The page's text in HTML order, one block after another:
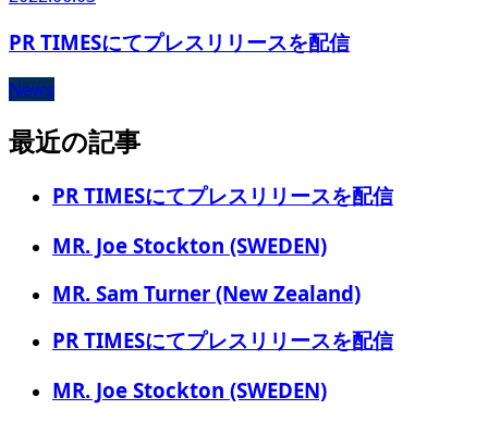
PR TIMESにてプレスリリースを配信
News
最近の記事
PR TIMESにてプレスリリースを配信
MR. Joe Stockton (SWEDEN)
MR. Sam Turner (New Zealand)
PR TIMESにてプレスリリースを配信
MR. Joe Stockton (SWEDEN)